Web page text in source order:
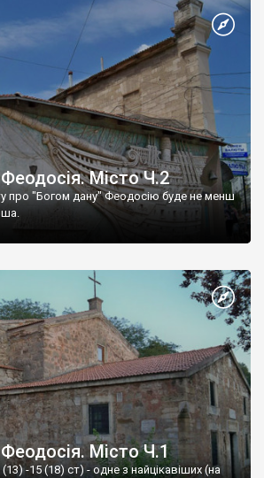
Місто Ч.2
про "Богом дану" Феодосію буде не менш
Місто Ч.1
-15 (18) ст) - одне з найцікавіших (на